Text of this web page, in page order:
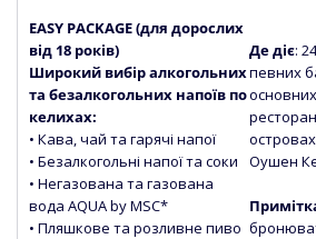
EASY PACKAGE (для дорослих
від 18 років)
Широкий вибір алкогольних
та безалкогольних напоїв по
келихах:
• Кава, чай та гарячі напої
• Безалкогольні напої та соки
• Негазована та газована
вода AQUA by MSC*
• Пляшкове та розливне пиво
Де діє:
певних
островах
Оушен